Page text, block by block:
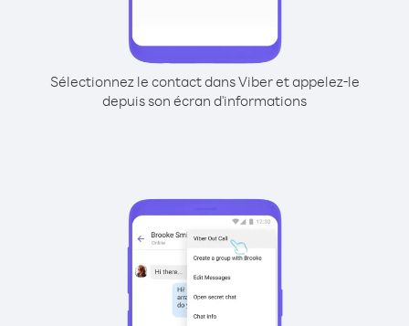
Sélectionnez le contact dans Viber et appelez-le
depuis son écran d'informations